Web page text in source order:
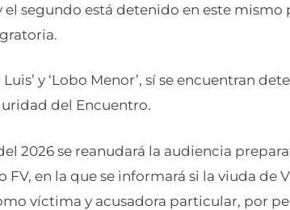
el segundo está detenido en este mismo
y ‘Lobo Menor’, sí se encuentran
del Encuentro.
2026 se reanudará la audiencia
en la que se informará si la viuda de
víctima y acusadora particular, por